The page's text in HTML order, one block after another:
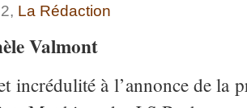
La Rédaction
Valmont
incrédulité à l’annonce de la